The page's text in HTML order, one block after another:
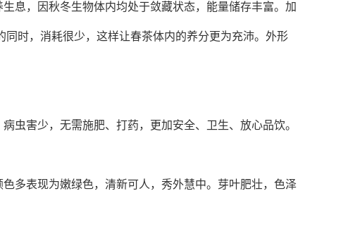
息，因秋冬生物体内均处于敛藏状态，能量储存丰富。加
时，消耗很少，这样让春茶体内的养分更为充沛。外形
虫害少，无需施肥、打药，更加安全、卫生、放心品饮。
多表现为嫩绿色，清新可人，秀外慧中。芽叶肥壮，色泽